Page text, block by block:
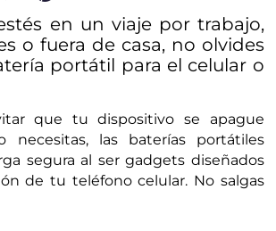
en un viaje por trabajo,
o fuera de casa, no olvides
portátil para el celular o
que tu dispositivo se apague
necesitas, las baterías portátiles
segura al ser gadgets diseñados
de tu teléfono celular. No salgas